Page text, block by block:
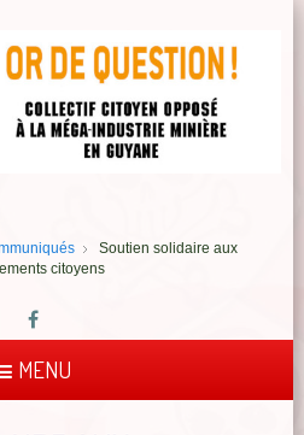
Soutien solidaire aux
citoyens
MENU